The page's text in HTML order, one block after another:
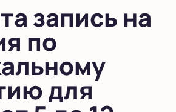
запись на
по
для